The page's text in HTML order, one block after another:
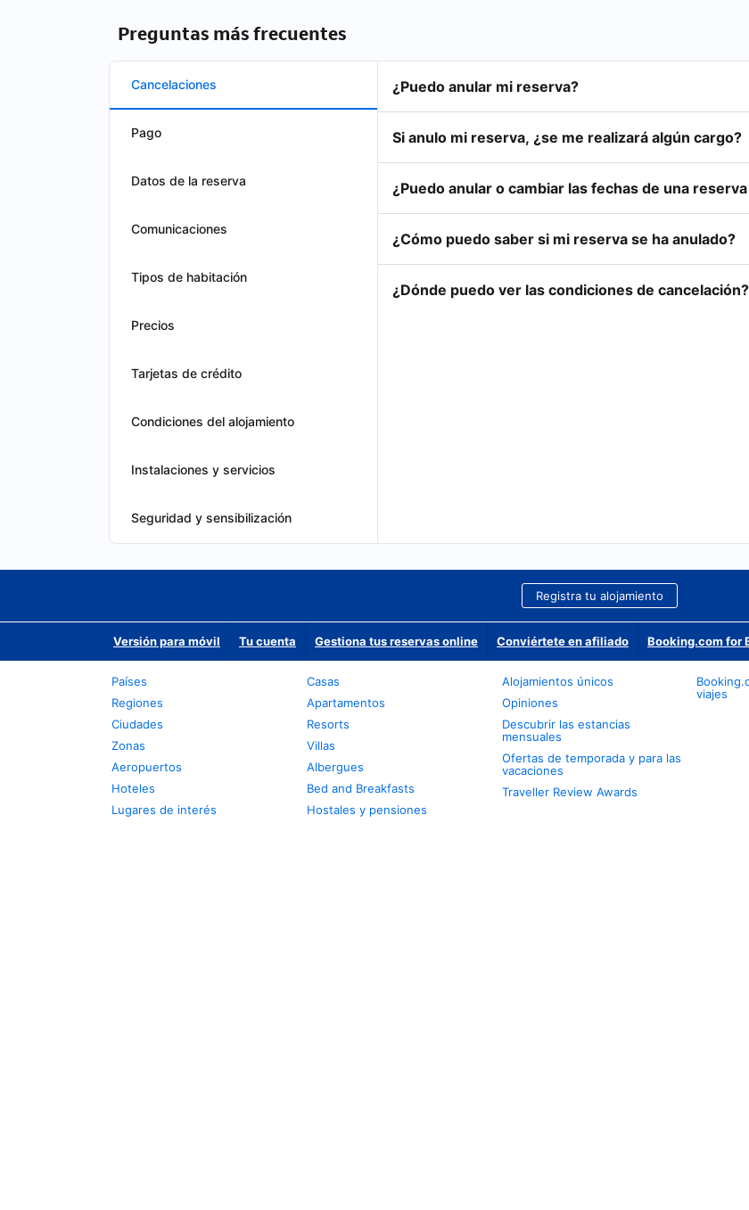
Preguntas más frecuentes
Cancelaciones
Pago
Datos de la reserva
Comunicaciones
Tipos de habitación
Precios
Tarjetas de crédito
Condiciones del alojamiento
Instalaciones y servicios
Seguridad y sensibilización
¿Puedo anular mi reserva?
Si anulo mi reserva, ¿se me realizará algún cargo?
¿Puedo anular o cambiar las fechas de una
¿Cómo puedo saber si mi reserva se ha anulado?
¿Dónde puedo ver las condiciones de cancelación?
Registra tu alojamiento
Versión para móvil Tu cuenta Gestiona tus reservas online Conviértete en afiliado Booking.com for
Países
Regiones
Ciudades
Zonas
Aeropuertos
Hoteles
Lugares de interés
Casas
Apartamentos
Resorts
Villas
Albergues
Bed and Breakfasts
Hostales y pensiones
Alojamientos únicos
Opiniones
Descubrir las estancias
mensuales
Ofertas de temporada y para las
vacaciones
Traveller Review Awards
viajes